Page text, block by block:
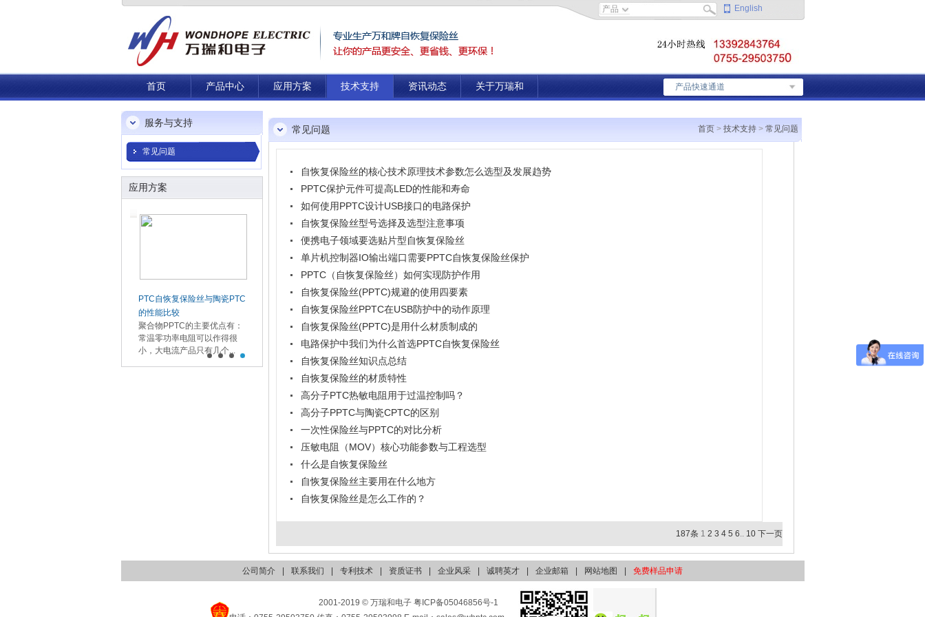
English
首页 产品中心 应用方案 技术支持 资讯动态 关于万瑞和 产品快速通道
服务与支持
常见问题
应用方案
PTC自恢复保险丝与陶瓷PTC
的性能比较
聚合物PPTC的主要优点有：
常温零功率电阻可以作得很
小，大电流产品只有几个...
常见问题 首页> 技术支持> 常见问题
自恢复保险丝的核心技术原理技术参数怎么选型及发展趋势
PPTC保护元件可提高LED的性能和寿命
如何使用PPTC设计USB接口的电路保护
自恢复保险丝型号选择及选型注意事项
便携电子领域要选贴片型自恢复保险丝
单片机控制器IO输出端口需要PPTC自恢复保险丝保护
PPTC（自恢复保险丝）如何实现防护作用
自恢复保险丝(PPTC)规避的使用四要素
自恢复保险丝PPTC在USB防护中的动作原理
自恢复保险丝(PPTC)是用什么材质制成的
电路保护中我们为什么首选PPTC自恢复保险丝
自恢复保险丝知识点总结
自恢复保险丝的材质特性
高分子PTC热敏电阻用于过温控制吗？
高分子PPTC与陶瓷CPTC的区别
一次性保险丝与PPTC的对比分析
压敏电阻（MOV）核心功能参数与工程选型
什么是自恢复保险丝
自恢复保险丝主要用在什么地方
自恢复保险丝是怎么工作的？
187条 1 2 3 4 5 6.. 10 下一页
公司简介 联系我们 专利技术 资质证书 企业风采 诚聘英才 企业邮箱 网站地图 免费样品申请
2001-2019 © 万瑞和电子 粤ICP备05046856号-1